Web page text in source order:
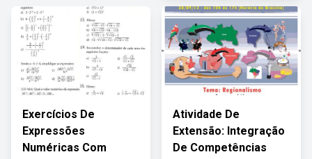
Exercícios De
Expressões
Numéricas Com
Atividade De
Extensão: Integração
De Competências